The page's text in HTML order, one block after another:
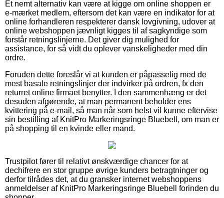
Et nemt alternativ kan være at kigge om online shoppen er
e-mærket medlem, eftersom det kan være en indikator for at
online forhandleren respekterer dansk lovgivning, udover at
online webshoppen jævnligt kigges til af sagkyndige som
forstår retningslinjerne. Det giver dig mulighed for
assistance, for så vidt du oplever vanskeligheder med din
ordre.
Foruden dette foreslår vi at kunden er påpasselig med de
mest basale retningslinjer der indvirker på ordren, fx den
returret online firmaet benytter. I den sammenhæng er det
desuden afgørende, at man permanent beholder ens
kvittering på e-mail, så man når som helst vil kunne eftervise
sin bestilling af KnitPro Markeringsringe Bluebell, om man er
på shopping til en kvinde eller mand.
Trustpilot fører til relativt ønskværdige chancer for at
dechifrere en stor gruppe øvrige kunders betragtninger og
derfor tilrådes det, at du gransker internet webshoppens
anmeldelser af KnitPro Markeringsringe Bluebell forinden du